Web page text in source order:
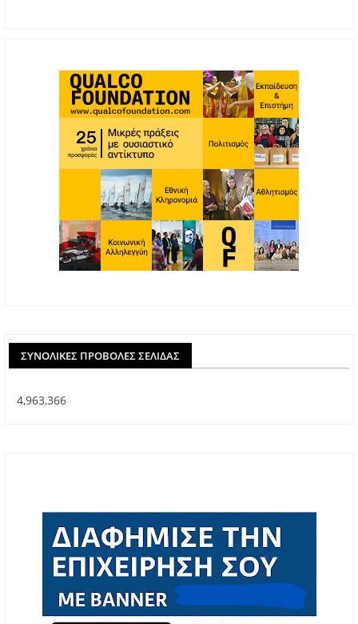
ΣΥΝΟΛΙΚΈΣ ΠΡΟΒΟΛΈΣ ΣΕΛΊΔΑΣ
4,963,366